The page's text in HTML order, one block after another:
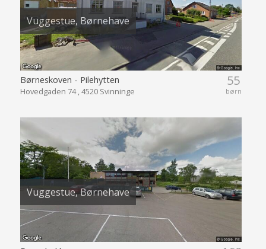
Vuggestue, Børnehave
55
børn
Børneskoven - Pilehytten
Hovedgaden 74 , 4520 Svinninge
Vuggestue, Børnehave